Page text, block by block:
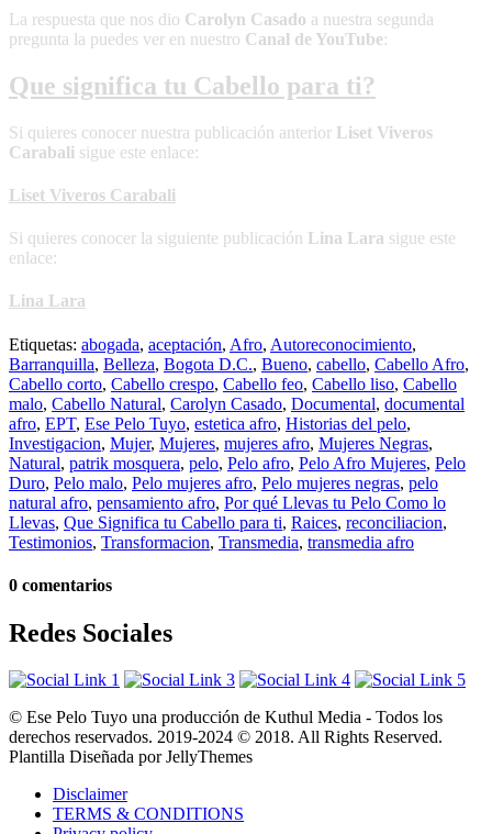
La respuesta que nos dio Carolyn Casado a nuestra segunda
pregunta la puedes ver en nuestro Canal de YouTube:
Que significa tu Cabello para ti?
Si quieres conocer nuestra publicación anterior Liset Viveros
Carabali sigue este enlace:
Liset Viveros Carabali
Si quieres conocer la siguiente publicación Lina Lara sigue este
enlace:
Lina Lara
Etiquetas: abogada, aceptación, Afro, Autoreconocimiento,
Barranquilla, Belleza, Bogota D.C., Bueno, cabello, Cabello Afro,
Cabello corto, Cabello crespo, Cabello feo, Cabello liso, Cabello
malo, Cabello Natural, Carolyn Casado, Documental, documental
afro, EPT, Ese Pelo Tuyo, estetica afro, Historias del pelo,
Investigacion, Mujer, Mujeres, mujeres afro, Mujeres Negras,
Natural, patrik mosquera, pelo, Pelo afro, Pelo Afro Mujeres, Pelo
Duro, Pelo malo, Pelo mujeres afro, Pelo mujeres negras, pelo
natural afro, pensamiento afro, Por qué Llevas tu Pelo Como lo
Llevas, Que Significa tu Cabello para ti, Raices, reconciliacion,
Testimonios, Transformacion, Transmedia, transmedia afro
0 comentarios
Redes Sociales
© Ese Pelo Tuyo una producción de Kuthul Media - Todos los
derechos reservados. 2019-2024 © 2018. All Rights Reserved.
Plantilla Diseñada por JellyThemes
Disclaimer
TERMS & CONDITIONS